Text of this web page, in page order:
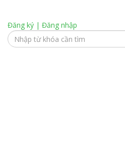
Đăng ký | Đăng nhập